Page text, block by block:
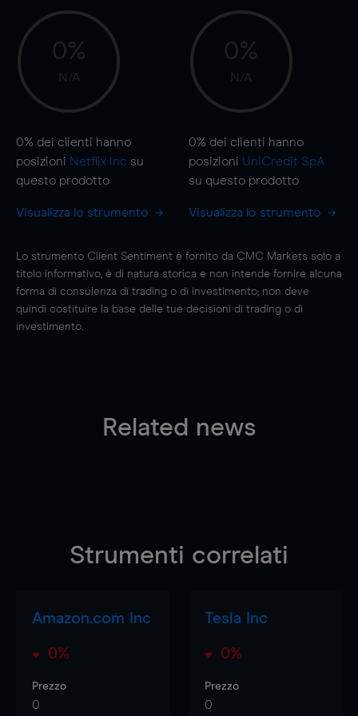
0%
N/A
0% dei clienti hanno
posizioni Netflix Inc su
questo prodotto
Visualizza lo strumento
0%
N/A
0% dei clienti hanno
posizioni UniCredit SpA
su questo prodotto
Visualizza lo strumento
Lo strumento Client Sentiment è fornito da CMC Markets solo a
titolo informativo, è di natura storica e non intende fornire alcuna
forma di consulenza di trading o di investimento; non deve
quindi costituire la base delle tue decisioni di trading o di
investimento.
Related news
Strumenti correlati
Amazon.com Inc
0%
Prezzo
0
Tesla Inc
0%
Prezzo
0